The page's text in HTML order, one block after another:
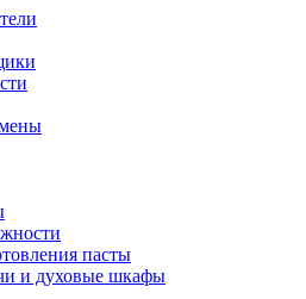
пасты
и духовые шкафы